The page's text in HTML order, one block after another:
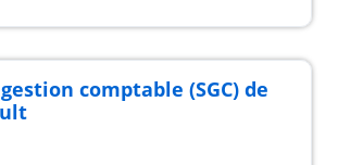
comptable (SGC) de